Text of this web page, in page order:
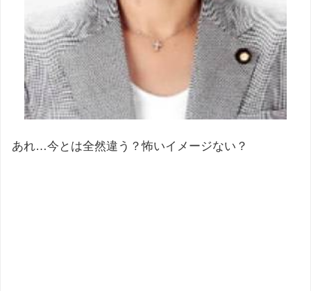
あれ…今とは全然違う？怖いイメージない？